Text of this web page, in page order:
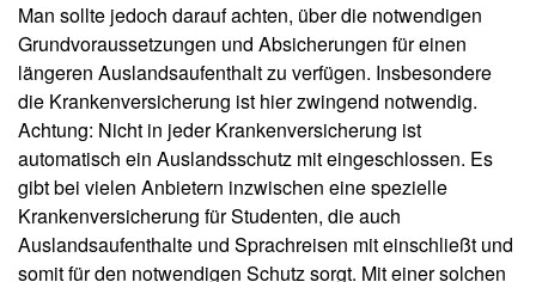
Man sollte jedoch darauf achten, über die notwendigen
Grundvoraussetzungen und Absicherungen für einen
längeren Auslandsaufenthalt zu verfügen. Insbesondere
die Krankenversicherung ist hier zwingend notwendig.
Achtung: Nicht in jeder Krankenversicherung ist
automatisch ein Auslandsschutz mit eingeschlossen. Es
gibt bei vielen Anbietern inzwischen eine spezielle
Krankenversicherung für Studenten, die auch
Auslandsaufenthalte und Sprachreisen mit einschließt und
somit für den notwendigen Schutz sorgt. Mit einer solchen